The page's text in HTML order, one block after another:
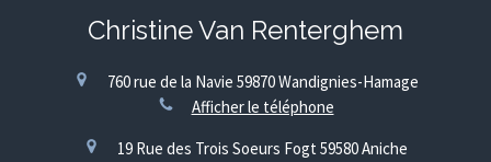
Christine Van Renterghem
760 rue de la Navie 59870Wandignies-Hamage
Afficher le téléphone
19 Rue des Trois Soeurs Fogt 59580Aniche